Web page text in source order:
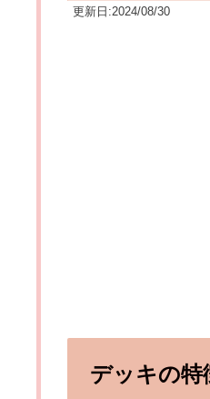
更新日:2024/08/30
デッキの特